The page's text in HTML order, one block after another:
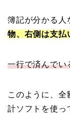
簿記が分かる人
物、右側は支払
一行で済んでい
このように、全
計ソフトを使っ